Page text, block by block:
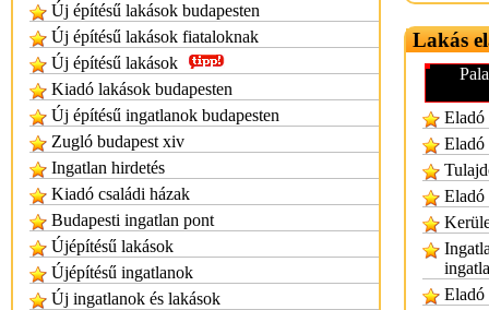
Új építésű lakások budapesten
Új építésű lakások fiataloknak
Új építésű lakások
Kiadó lakások budapesten
Új építésű ingatlanok budapesten
Zugló budapest xiv
Ingatlan hirdetés
Kiadó családi házak
Budapesti ingatlan pont
Újépítésű lakások
Újépítésű ingatlanok
Új ingatlanok és lakások
Lakás
Eladó
Eladó
Eladó
Eladó